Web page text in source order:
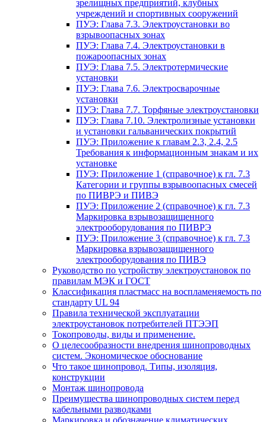
зрелищных предприятий, клубных
учреждений и спортивных сооружений
ПУЭ: Глава 7.3. Электроустановки во
взрывоопасных зонах
ПУЭ: Глава 7.4. Электроустановки в
пожароопасных зонах
ПУЭ: Глава 7.5. Электротермические
установки
ПУЭ: Глава 7.6. Электросварочные
установки
ПУЭ: Глава 7.7. Торфяные электроустановки
ПУЭ: Глава 7.10. Электролизные установки
и установки гальванических покрытий
ПУЭ: Приложение к главам 2.3, 2.4, 2.5
Требования к информационным знакам и их
установке
ПУЭ: Приложение 1 (справочное) к гл. 7.3
Категории и группы взрывоопасных смесей
по ПИВРЭ и ПИВЭ
ПУЭ: Приложение 2 (справочное) к гл. 7.3
Маркировка взрывозащищенного
электрооборудования по ПИВРЭ
ПУЭ: Приложение 3 (справочное) к гл. 7.3
Маркировка взрывозащищенного
электрооборудования по ПИВЭ
Руководство по устройству электроустановок по
правилам МЭК и ГОСТ
Классификация пластмасс на воспламеняемость по
стандарту UL 94
Правила технической эксплуатации
электроустановок потребителей ПТЭЭП
Токопроводы, виды и применение.
О целесообразности внедрения шинопроводных
систем. Экономическое обоснование
Что такое шинопровод. Типы, изоляция,
конструкции
Монтаж шинопровода
Преимущества шинопроводных систем перед
кабельными разводками
Маркировка и обозначение климатических